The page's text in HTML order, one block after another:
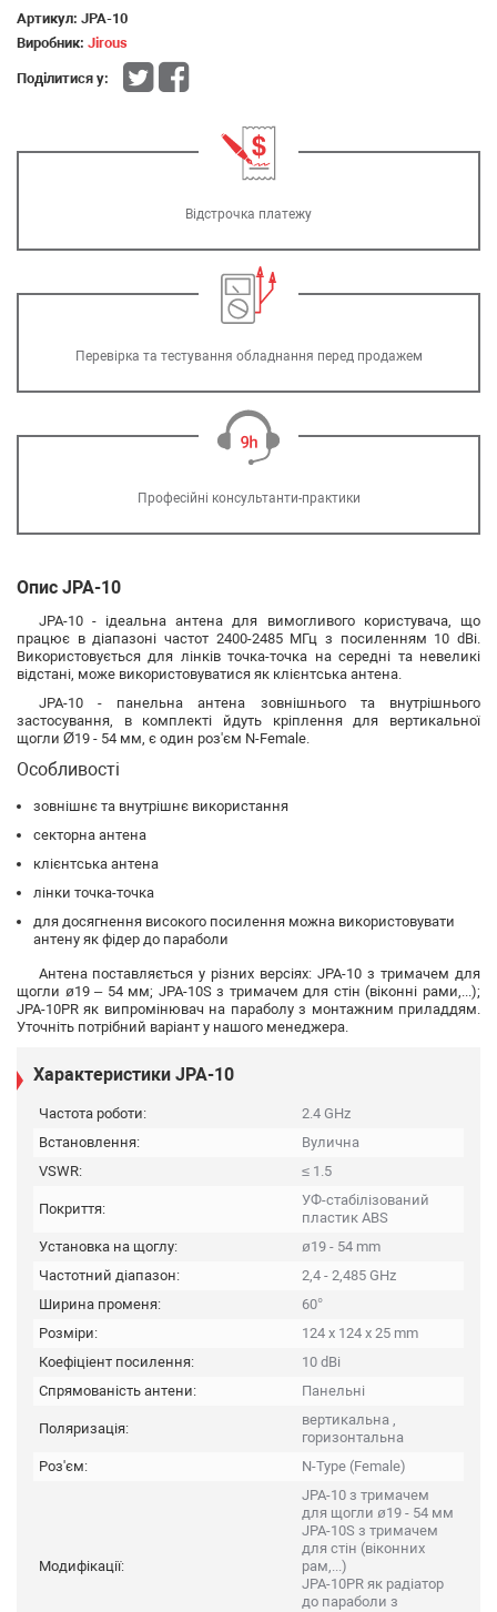
Артикул: JPA-10
Виробник: Jirous
Поділитися у:
Відстрочка платежу
Перевірка та тестування обладнання перед продажем
Професійні консультанти-практики
Опис JPA-10
JPA-10 - ідеальна антена для вимогливого користувача, що
працює в діапазоні частот 2400-2485 МГц з посиленням 10 dBi.
Використовується для лінків точка-точка на середні та невеликі
відстані, може використовуватися як клієнтська антена.
JPA-10 - панельна антена зовнішнього та внутрішнього
застосування, в комплекті йдуть кріплення для вертикальної
щогли Ø19 - 54 мм, є один роз'єм N-Female.
Особливості
зовнішнє та внутрішнє використання
секторна антена
клієнтська антена
лінки точка-точка
для досягнення високого посилення можна використовувати
антену як фідер до параболи
Антена поставляється у різних версіях: JPA-10 з тримачем для
щогли ø19 – 54 мм; JPA-10S з тримачем для стін (віконні рами,...);
JPA-10PR як випромінювач на параболу з монтажним приладдям.
Уточніть потрібний варіант у нашого менеджера.
Характеристики JPA-10
Частота роботи:
2.4 GHz
Встановлення:
Вулична
VSWR:
≤ 1.5
Покриття:
УФ-стабілізований
пластик ABS
Установка на щоглу:
ø19 - 54 mm
Частотний діапазон:
2,4 - 2,485 GHz
Ширина променя:
60°
Розміри:
124 x 124 x 25 mm
Коефіціент посилення:
10 dBi
Спрямованість антени:
Панельні
Поляризація:
вертикальна ,
горизонтальна
Роз'єм:
N-Type (Female)
Модифікації:
JPA-10 з тримачем
для щогли ø19 - 54 мм
JPA-10S з тримачем
для стін (віконних
рам,...)
JPA-10PR як радіатор
до параболи з